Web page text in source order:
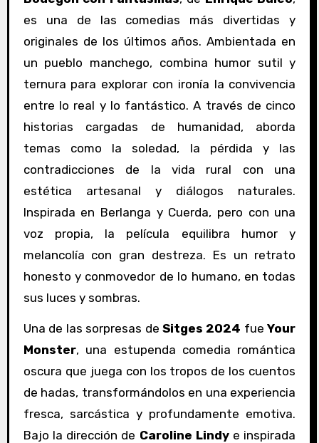
es una de las comedias más divertidas y
originales de los últimos años. Ambientada en
un pueblo manchego, combina humor sutil y
ternura para explorar con ironía la convivencia
entre lo real y lo fantástico. A través de cinco
historias cargadas de humanidad, aborda
temas como la soledad, la pérdida y las
contradicciones de la vida rural con una
estética artesanal y diálogos naturales.
Inspirada en Berlanga y Cuerda, pero con una
voz propia, la película equilibra humor y
melancolía con gran destreza. Es un retrato
honesto y conmovedor de lo humano, en todas
sus luces y sombras.
Una de las sorpresas de Sitges 2024 fueYour
Monster, una estupenda comedia romántica
oscura que juega con los tropos de los cuentos
de hadas, transformándolos en una experiencia
fresca, sarcástica y profundamente emotiva.
Bajo la dirección de Caroline Lindye inspirada